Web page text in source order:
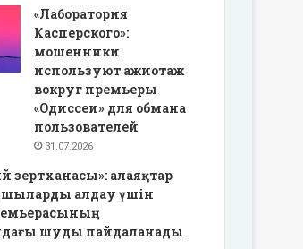
«Лаборатория
Касперского»:
мошенники
используют ажиотаж
вокруг премьеры
«Одиссеи» для обмана
пользователей
31.07.2026
зертханасы»: алаяқтар
алдау үшін
шуды пайдаланады